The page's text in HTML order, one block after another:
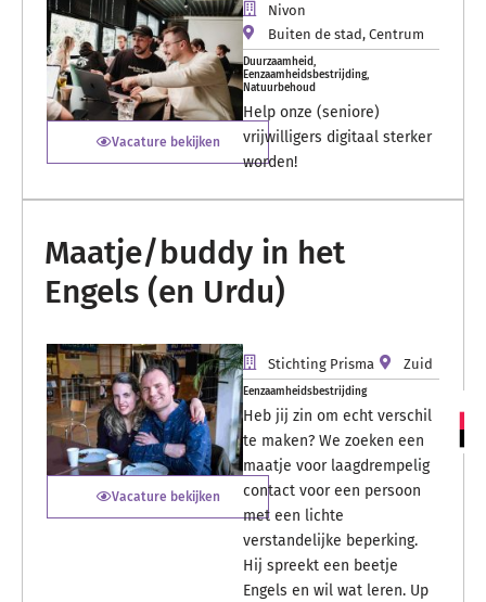
Vacature bekijken
Nivon
Buiten de stad, Centrum
Duurzaamheid,
Eenzaamheidsbestrijding,
Natuurbehoud
Help onze (seniore)
vrijwilligers digitaal sterker
worden!
Maatje/buddy in het
Engels (en Urdu)
Vacature bekijken
Stichting Prisma Zuid
Eenzaamheidsbestrijding
Heb jij zin om echt verschil
te maken? We zoeken een
maatje voor laagdrempelig
contact voor een persoon
met een lichte
verstandelijke beperking.
Hij spreekt een beetje
Engels en wil wat leren. Up